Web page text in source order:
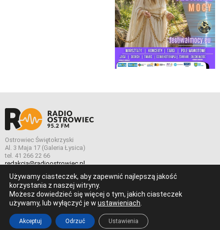
Ostrowiec Świętokrzyski
Al. 3 Maja 17 (Galeria Łysica)
tel. 41 266 22 66
redakcja@radioostrowiec.pl
© Wszelkie prawa zastrzeżone. Radio Ostrowiec 2026 Radio
Ostrowiec.
Stworzone z
Używamy ciasteczek, aby zapewnić najlepszą jakość
korzystania z naszej witryny.
Możesz dowiedzieć się więcej o tym, jakich ciasteczek
używamy, lub wyłączyć je w ustawieniach
Akceptuj Odrzuć Ustawienia